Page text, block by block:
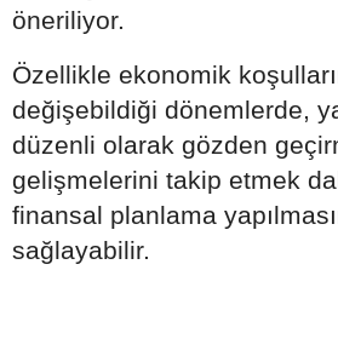
öneriliyor.
Özellikle ekonomik
değişebildiği dönemlerde,
düzenli olarak gözden
gelişmelerini takip etmek
finansal planlama
sağlayabilir.